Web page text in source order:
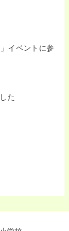
イベントに参
た